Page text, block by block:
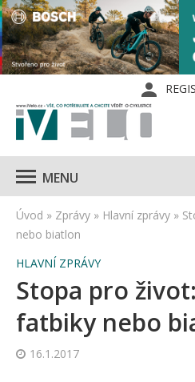
MENU
Úvod » Zprávy » Hlavní zprávy »
nebo biatlon
HLAVNÍ ZPRÁVY
Stopa pro
fatbiky nebo
16.1.2017